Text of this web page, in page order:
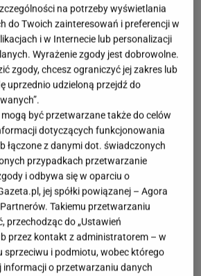
na potrzeby wyświetlania
do Twoich zainteresowań i preferencji w
i w Internecie lub personalizacji
Wyrażenie zgody jest dobrowolne.
zgody, chcesz ograniczyć jej zakres lub
uprzednio udzieloną przejdź do
być przetwarzane także do celów
dotyczących funkcjonowania
łączone z danymi dot. świadczonych
przypadkach przetwarzanie
i odbywa się w oparciu o
jej spółki powiązanej – Agora
Takiemu przetwarzaniu
przechodząc do „Ustawień
przez kontakt z administratorem – w
sprzeciwu i podmiotu, wobec którego
informacji o przetwarzaniu danych